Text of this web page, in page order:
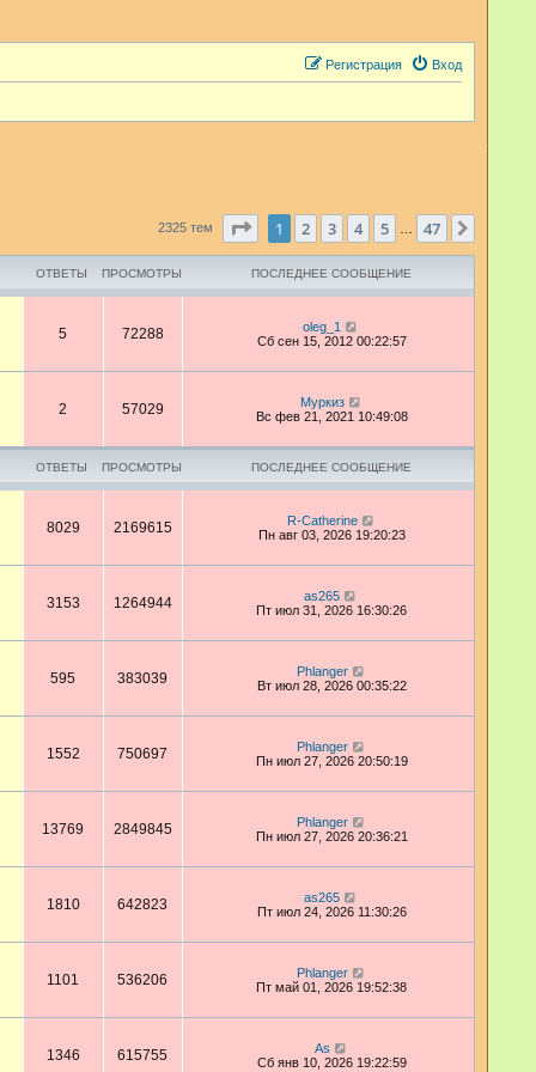
Вход
Регистрация
2325 тем Страница1 из 47
1 2 3 4 5 47
ОТВЕТЫ ПРОСМОТРЫ ПОСЛЕДНЕЕ СООБЩЕНИЕ
5 72288
oleg_1
Сб сен 15, 2012 00:22:57
2 57029
Муркиз
Вс фев 21, 2021 10:49:08
ОТВЕТЫ ПРОСМОТРЫ ПОСЛЕДНЕЕ СООБЩЕНИЕ
8029 2169615
R-Catherine
Пн авг 03, 2026 19:20:23
3153 1264944
as265
Пт июл 31, 2026 16:30:26
595 383039
Phlanger
Вт июл 28, 2026 00:35:22
1552 750697
Phlanger
Пн июл 27, 2026 20:50:19
13769 2849845
Phlanger
Пн июл 27, 2026 20:36:21
1810 642823
as265
Пт июл 24, 2026 11:30:26
1101 536206
Phlanger
Пт май 01, 2026 19:52:38
1346 615755
As
Сб янв 10, 2026 19:22:59